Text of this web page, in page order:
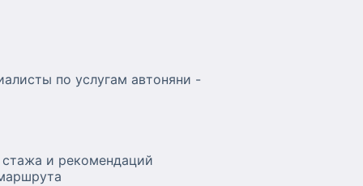
по услугам автоняни -
и рекомендаций